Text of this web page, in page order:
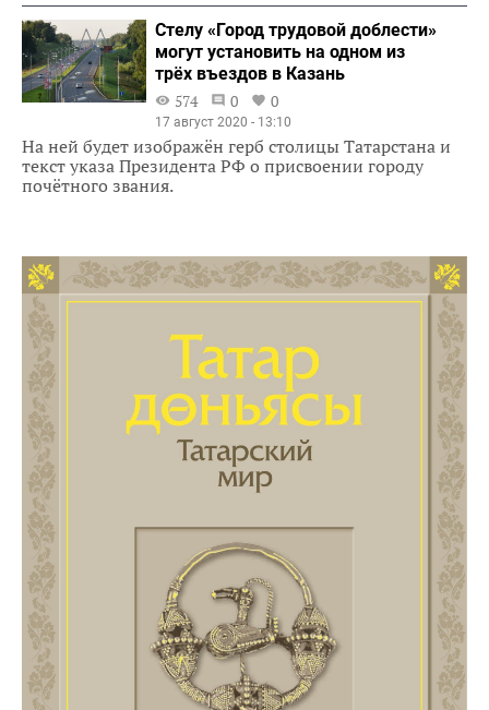
Стелу «Город трудовой доблести»
могут установить на одном из
трёх въездов в Казань
574
0 0
17 август 2020 - 13:10
На ней будет изображён герб столицы Татарстана и
текст указа Президента РФ о присвоении городу
почётного звания.